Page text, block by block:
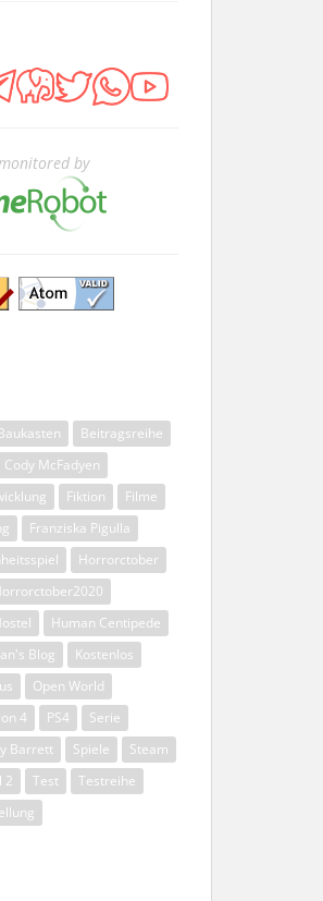
by
Beitragsreihe
Cody McFadyen
Fiktion
Filme
Franziska Pigulla
Horrorctober
Human Centipede
Blog
Kostenlos
Open World
4 PS4
Serie
Barrett Spiele
Steam
2 Test
Testreihe